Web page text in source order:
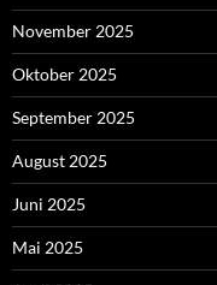
November 2025
Oktober 2025
September 2025
August 2025
Juni 2025
Mai 2025